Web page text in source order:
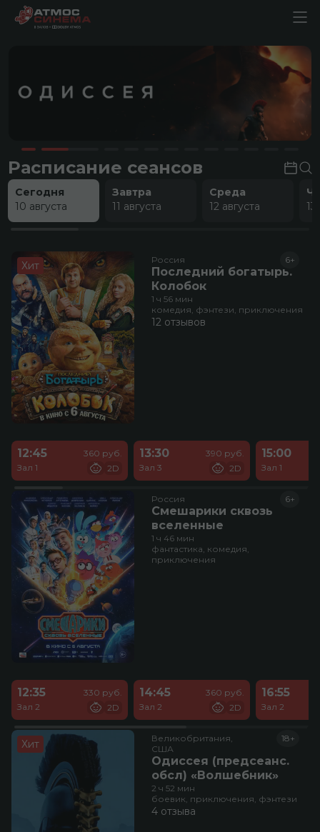
Расписание сеансов
Сегодня
10 августа
Завтра
11 августа
Среда
12 августа
13
Хит Россия
Последний богатырь.
Колобок
6+
1 ч 56 мин
комедия, фэнтези, приключения
12 отзывов
12:45
Зал 1
360 руб.
2D
13:30
Зал 3
390 руб.
2D
15:00
Зал 1
Россия
Смешарики сквозь
вселенные
6+
1 ч 46 мин
фантастика, комедия,
приключения
12:35
Зал 2
330 руб.
2D
14:45
Зал 2
360 руб.
2D
16:55
Зал 2
Хит
Великобритания,
США
Одиссея (предсеанс.
обсл) «Волшебник»
18+
2 ч 52 мин
боевик, приключения, фэнтези
4 отзыва